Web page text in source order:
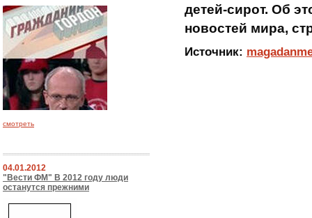
смотреть
04.01.2012
"Вести ФМ" В 2012 году люди
останутся прежними
детей-сирот. Об
новостей мира,
Источник: